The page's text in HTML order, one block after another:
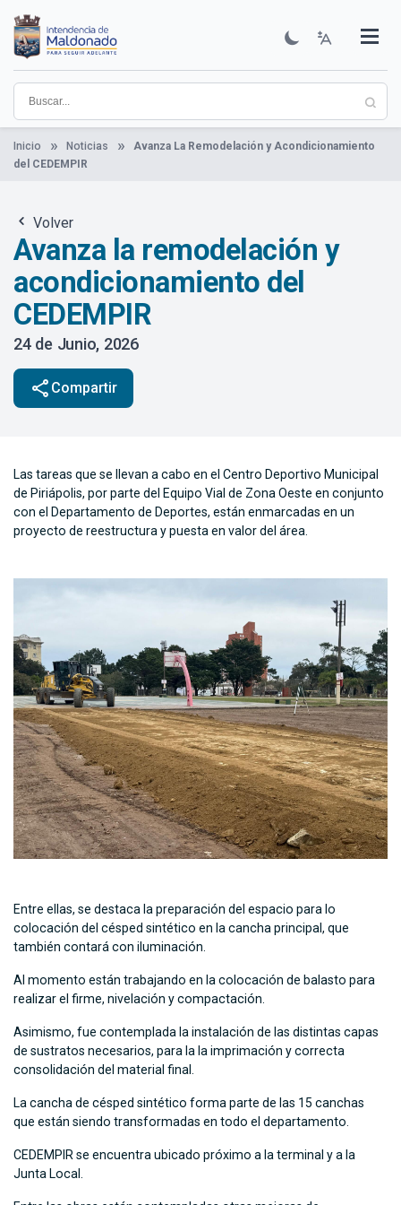
contenido
principal
Institucional
Municipios
Descubre Maldonado
Comunicación
Servicios
Guía De Trámites
Ver Noticias
Inicio Noticias
Avanza La Remodelación y Acondicionamiento
del CEDEMPIR
Volver
Avanza la remodelación y
acondicionamiento del
CEDEMPIR
24 de Junio, 2026
share Compartir
Las tareas que se llevan a cabo en el Centro Deportivo Municipal
de Piriápolis, por parte del Equipo Vial de Zona Oeste en conjunto
con el Departamento de Deportes, están enmarcadas en un
proyecto de reestructura y puesta en valor del área.
Entre ellas, se destaca la preparación del espacio para lo
colocación del césped sintético en la cancha principal, que
también contará con iluminación.
Al momento están trabajando en la colocación de balasto para
realizar el firme, nivelación y compactación.
Asimismo, fue contemplada la instalación de las distintas capas
de sustratos necesarios, para la la imprimación y correcta
consolidación del material final.
La cancha de césped sintético forma parte de las 15 canchas
que están siendo transformadas en todo el departamento.
CEDEMPIR se encuentra ubicado próximo a la terminal y a la
Junta Local.